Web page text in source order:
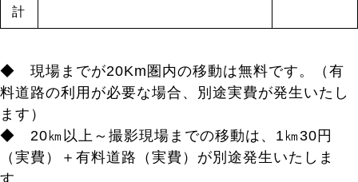
計
◆ 現場までが20Km圏内の移動は無料です。（有
料道路の利用が必要な場合、別途実費が発生いたし
ます）
◆ 20㎞以上～撮影現場までの移動は、1㎞30円
（実費）＋有料道路（実費）が別途発生いたしま
す。